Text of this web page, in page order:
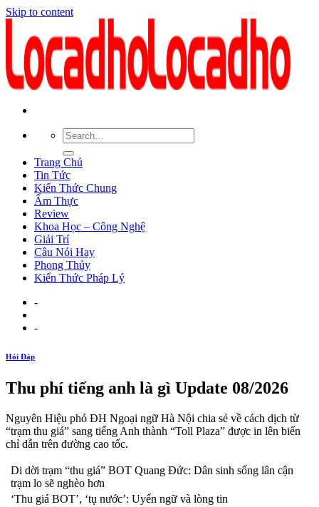
Skip to content
Trang Chủ
Tin Tức
Kiến Thức Chung
Ẩm Thực
Review
Khoa Học – Công Nghệ
Giải Trí
Câu Nói Hay
Phong Thủy
Kiến Thức Pháp Lý
-
-
Hỏi Đáp
Thu phí tiếng anh là gì Update 08/2026
Nguyên Hiệu phó ĐH Ngoại ngữ Hà Nội chia sẻ về cách dịch từ
“trạm thu giá” sang tiếng Anh thành “Toll Plaza” được in lên biển
chỉ dẫn trên đường cao tốc.
Di dời trạm “thu giá” BOT Quang Đức: Dân sinh sống lân cận
trạm lo sẽ nghèo hơn
‘Thu giá BOT’, ‘tụ nước’: Uyển ngữ và lòng tin